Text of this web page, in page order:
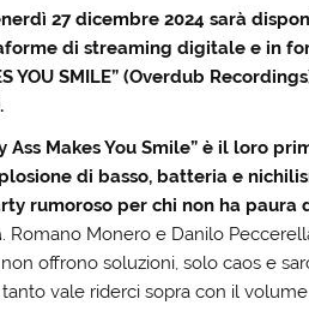
27 dicembre 2024 sarà
di streaming digitale e in
YOU SMILE” (Overdub
Ass Makes You Smile” è il loro
di basso, batteria e
rumoroso per chi non ha
. Romano Monero e Danilo
non offrono soluzioni, solo caos e
vale riderci sopra con il